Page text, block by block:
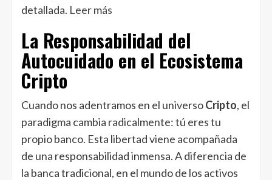
detallada. Leer más
La Responsabilidad del
Autocuidado en el Ecosistema
Cripto
Cuando nos adentramos en el universoCripto, el
paradigma cambia radicalmente: tú eres tu
propio banco. Esta libertad viene acompañada
de una responsabilidad inmensa. A diferencia de
la banca tradicional, en el mundo de los activos